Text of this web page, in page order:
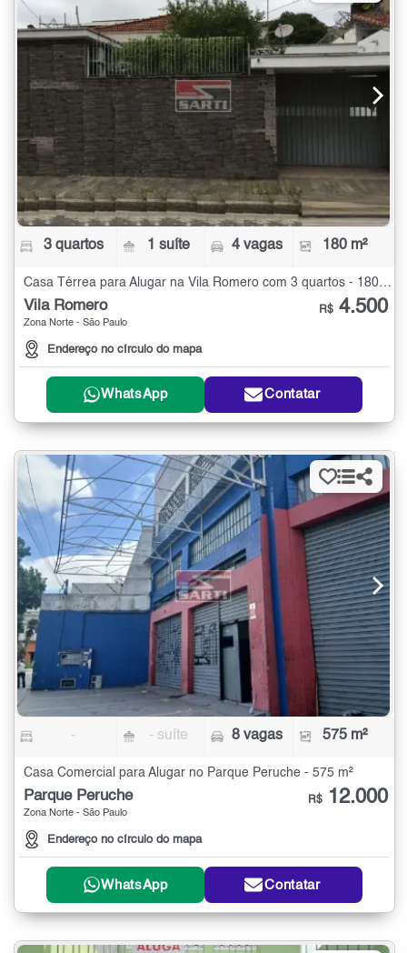
3 quartos 1 suíte 4 vagas 180 m²
Vila Romero
Zona Norte - São Paulo
Endereço no círculo do mapa
R$ 4.500
WhatsApp Contatar
- - suíte 8 vagas 575 m²
Casa Comercial para Alugar no Parque Peruche - 575 m²
Parque Peruche
Zona Norte - São Paulo
Endereço no círculo do mapa
R$ 12.000
WhatsApp Contatar